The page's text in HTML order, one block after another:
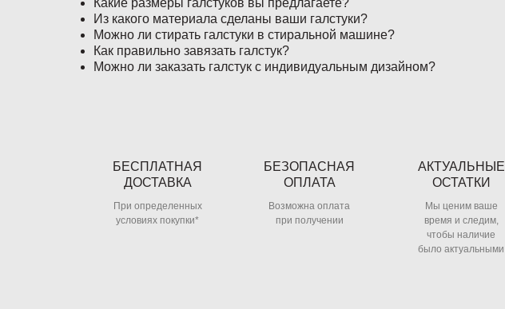
Из какого материала сделаны ваши галстуки?
Можно ли стирать галстуки в стиральной машине?
Как правильно завязать галстук?
Можно ли заказать галстук с индивидуальным дизайном?
БЕСПЛАТНАЯ
ДОСТАВКА
При определенных
условиях покупки*
БЕЗОПАСНАЯ
ОПЛАТА
Возможна оплата
при получении
АКТУАЛЬНЫЕ
ОСТАТКИ
Мы ценим ваше
время и следим,
чтобы наличие
было актуальными